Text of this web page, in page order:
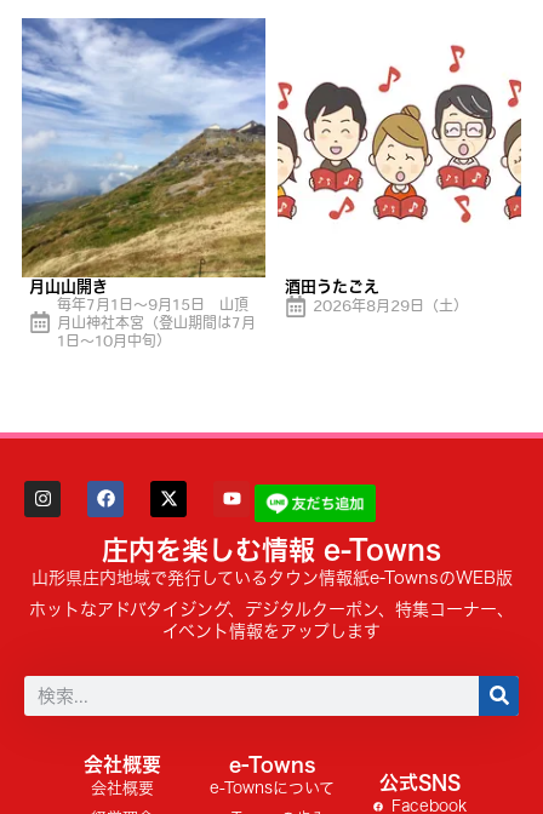
月山山開き
毎年7月1日〜9月15日 山頂
月山神社本宮（登山期間は7月
1日～10月中旬）
酒田うたごえ
2026年8月29日（土）
庄内を楽しむ情報 e-Towns
山形県庄内地域で発行しているタウン情報紙e-TownsのWEB版
ホットなアドバタイジング、デジタルクーポン、特集コーナー、
イベント情報をアップします
会社概要
会社概要
e-Towns
e-Townsについて
公式SNS
Facebook